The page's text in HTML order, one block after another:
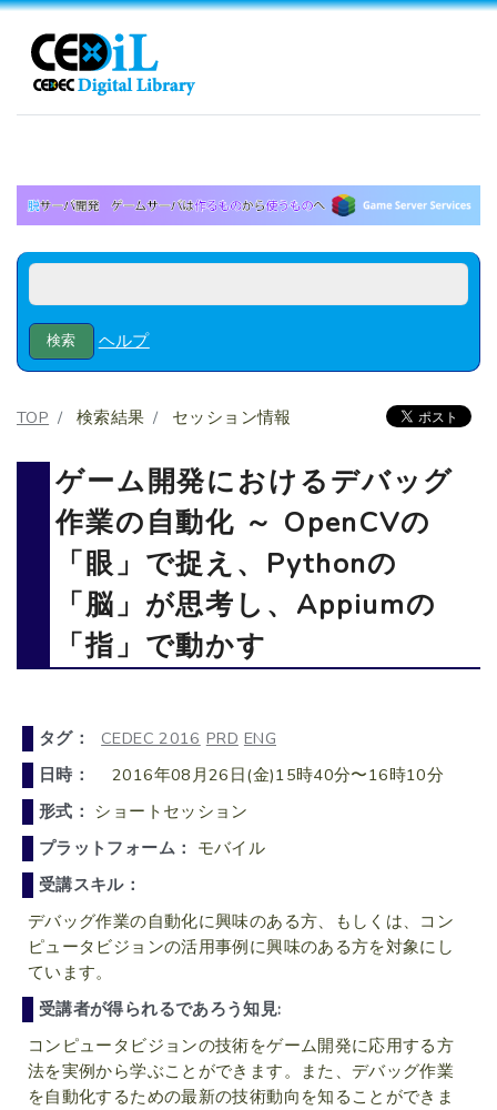
ヘルプ
TOP 検索結果 セッション情報
ゲーム開発におけるデバッグ
作業の自動化 ～ OpenCVの
「眼」で捉え、Pythonの
「脳」が思考し、Appiumの
「指」で動かす
タグ： CEDEC 2016 PRD ENG
日時：
2016年08月26日(金)15時40分〜16時10分
形式： ショートセッション
プラットフォーム： モバイル
受講スキル：
デバッグ作業の自動化に興味のある方、もしくは、コン
ピュータビジョンの活用事例に興味のある方を対象にし
ています。
受講者が得られるであろう知見:
コンピュータビジョンの技術をゲーム開発に応用する方
法を実例から学ぶことができます。また、デバッグ作業
を自動化するための最新の技術動向を知ることができま